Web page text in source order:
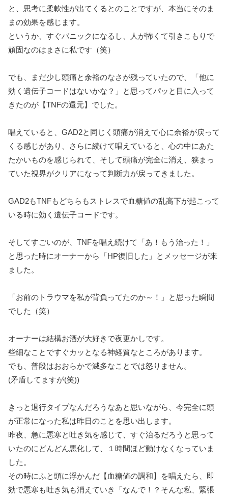
と、思考に柔軟性が出てくるとのことですが、本当にそのま
まの効果を感じます。
というか、すぐパニックになるし、人が怖くて引きこもりで
頑固なのはまさに私です（笑）
でも、まだ少し頭痛と余裕のなさが残っていたので、「他に
効く遺伝子コードはないかな？」と思ってパッと目に入って
きたのが【TNFの還元】でした。
唱えていると、GAD2と同じく頭痛が消えて心に余裕が戻って
くる感じがあり、さらに続けて唱えていると、心の中にあた
たかいものを感じられて、そして頭痛が完全に消え、狭まっ
ていた視界がクリアになって判断力が戻ってきました。
GAD2もTNFもどちらもストレスで血糖値の乱高下が起こって
いる時に効く遺伝子コードです。
そしてすごいのが、TNFを唱え続けて「あ！もう治った！」
と思った時にオーナーから「HP復旧した」とメッセージが来
ました。
「お前のトラウマを私が背負ってたのか～！」と思った瞬間
でした（笑）
オーナーは結構お酒が大好きで夜更かしです。
些細なことですぐカッとなる神経質なところがあります。
でも、普段はおおらかで滅多なことでは怒りません。
(矛盾してますが(笑))
きっと退行タイプなんだろうなあと思いながら、今完全に頭
が正常になった私は昨日のことを思い出します。
昨夜、急に悪寒と吐き気を感じて、すぐ治るだろうと思って
いたのにどんどん悪化して、１時間ほど動けなくなっていま
した。
その時にふと頭に浮かんだ【血糖値の調和】を唱えたら、即
効で悪寒も吐き気も消えていき「なんで！？そんな私、緊張